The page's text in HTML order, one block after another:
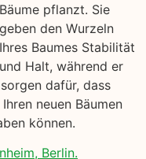
Bäume pflanzt. Sie
geben den Wurzeln
Ihres Baumes Stabilität
und Halt, während er
dafür, dass
neuen Bäumen
können.
Berlin.